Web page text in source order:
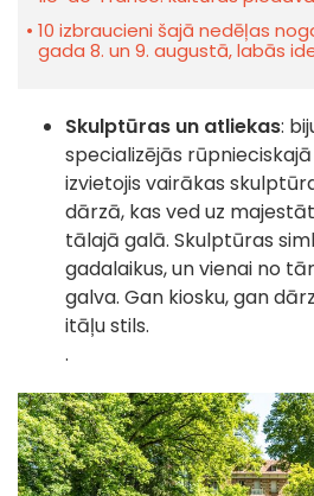
10 izbraucieni šajā nedēļas
gada 8. un 9. augustā, labās
Skulptūras un atliekas:
specializējās
izvietojis vairākas
dārzā, kas ved uz
tālajā galā. Skulptūras
gadalaikus, un vienai no
galva. Gan kiosku, gan
itāļu stils.
.